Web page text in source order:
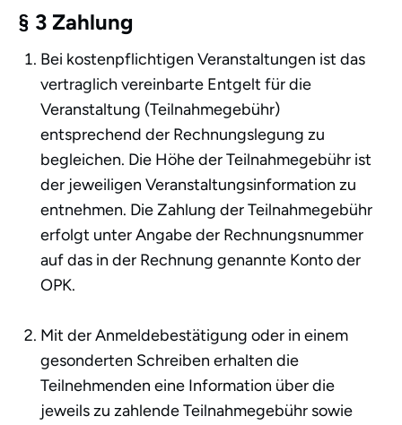
§ 3 Zahlung
Bei kostenpflichtigen Veranstaltungen ist das
vertraglich vereinbarte Entgelt für die
Veranstaltung (Teilnahmegebühr)
entsprechend der Rechnungslegung zu
begleichen. Die Höhe der Teilnahmegebühr ist
der jeweiligen Veranstaltungsinformation zu
entnehmen. Die Zahlung der Teilnahmegebühr
erfolgt unter Angabe der Rechnungsnummer
auf das in der Rechnung genannte Konto der
OPK.
Mit der Anmeldebestätigung oder in einem
gesonderten Schreiben erhalten die
Teilnehmenden eine Information über die
jeweils zu zahlende Teilnahmegebühr sowie